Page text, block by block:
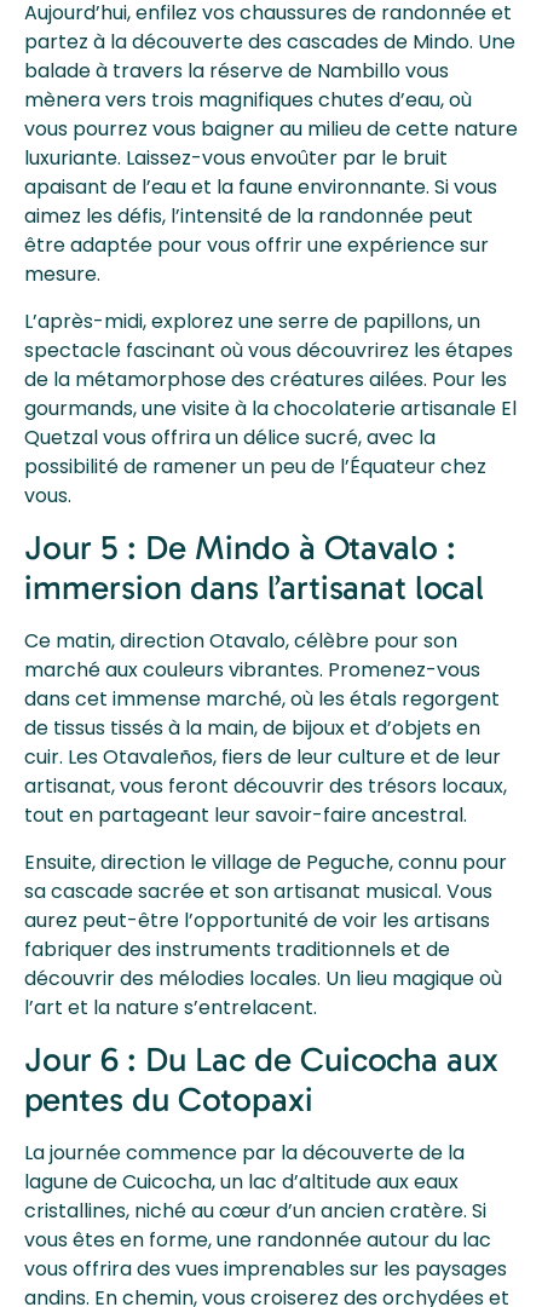
Aujourd’hui, enfilez vos chaussures de randonnée et
partez à la découverte des cascades de Mindo. Une
balade à travers la réserve de Nambillo vous
mènera vers trois magnifiques chutes d’eau, où
vous pourrez vous baigner au milieu de cette nature
luxuriante. Laissez-vous envoûter par le bruit
apaisant de l’eau et la faune environnante. Si vous
aimez les défis, l’intensité de la randonnée peut
être adaptée pour vous offrir une expérience sur
mesure.
L’après-midi, explorez une serre de papillons, un
spectacle fascinant où vous découvrirez les étapes
de la métamorphose des créatures ailées. Pour les
gourmands, une visite à la chocolaterie artisanale El
Quetzal vous offrira un délice sucré, avec la
possibilité de ramener un peu de l’Équateur chez
vous.
Jour 5 : De Mindo à Otavalo :
immersion dans l’artisanat local
Ce matin, direction Otavalo, célèbre pour son
marché aux couleurs vibrantes. Promenez-vous
dans cet immense marché, où les étals regorgent
de tissus tissés à la main, de bijoux et d’objets en
cuir. Les Otavaleños, fiers de leur culture et de leur
artisanat, vous feront découvrir des trésors locaux,
tout en partageant leur savoir-faire ancestral.
Ensuite, direction le village de Peguche, connu pour
sa cascade sacrée et son artisanat musical. Vous
aurez peut-être l’opportunité de voir les artisans
fabriquer des instruments traditionnels et de
découvrir des mélodies locales. Un lieu magique où
l’art et la nature s’entrelacent.
Jour 6 : Du Lac de Cuicocha aux
pentes du Cotopaxi
La journée commence par la découverte de la
lagune de Cuicocha, un lac d’altitude aux eaux
cristallines, niché au cœur d’un ancien cratère. Si
vous êtes en forme, une randonnée autour du lac
vous offrira des vues imprenables sur les paysages
andins. En chemin, vous croiserez des orchydées et